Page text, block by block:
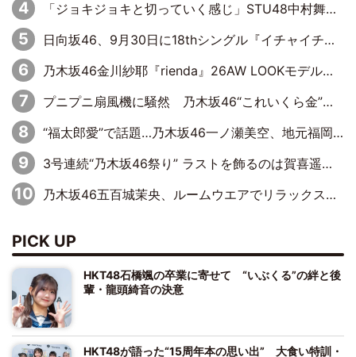
「ジョキジョキと切っていく感じ」STU48中村舞、新しい挑戦は自らの手で
日向坂46、9月30日に18thシングル『イチャイチャ虫』の発売決定！ フォーメーションは『日向坂で会いましょう』にて発表
乃木坂46金川紗耶『rienda』26AW LOOKモデルに就任
プニプニ扇風機に騒然 乃木坂46“これいくら金”延長中は今回もわちゃわちゃ全開
“福太郎愛”で話題…乃木坂46一ノ瀬美空、地元福岡『めんべい25周年トップサポーター』に就任
3号連続“乃木坂46祭り” ラストを飾るのは賀喜遥香…5年ぶりの登場に「5年分大人になった私を見ていただけたら」
乃木坂46五百城茉央、ルームウエアでリラックス「今回のグラビアを見て成長を感じていただけるとうれしい」
PICK UP
HKT48石橋颯の卒業に寄せて “いぶくる”の絆と後
輩・龍頭綺音の決意
HKT48が語った“15周年本の思い出” 大食い特訓・